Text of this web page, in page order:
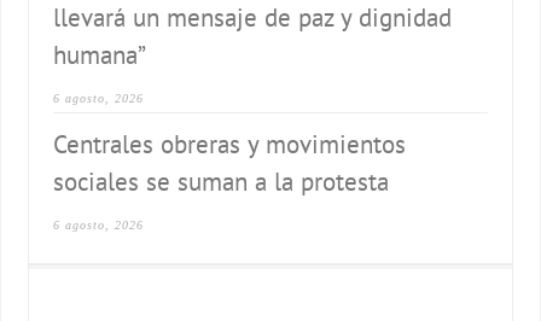
llevará un mensaje de paz y dignidad
humana”
6 agosto, 2026
Centrales obreras y movimientos
sociales se suman a la protesta
6 agosto, 2026